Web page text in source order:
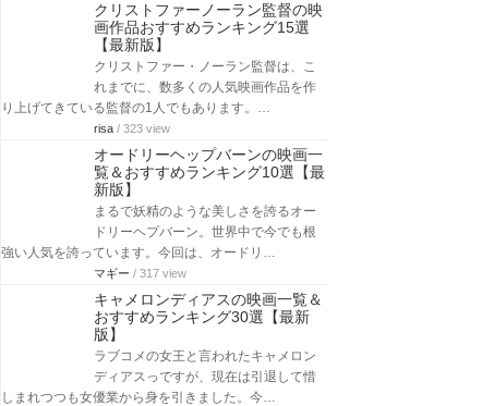
クリストファーノーラン監督の映
画作品おすすめランキング15選
【最新版】
クリストファー・ノーラン監督は、こ
れまでに、数多くの人気映画作品を作
り上げてきている監督の1人でもあります。…
risa / 323 view
オードリーヘップバーンの映画一
覧＆おすすめランキング10選【最
新版】
まるで妖精のような美しさを誇るオー
ドリーヘプバーン。世界中で今でも根
強い人気を誇っています。今回は、オードリ…
マギー / 317 view
キャメロンディアスの映画一覧＆
おすすめランキング30選【最新
版】
ラブコメの女王と言われたキャメロン
ディアスっですが、現在は引退して惜
しまれつつも女優業から身を引きました。今…